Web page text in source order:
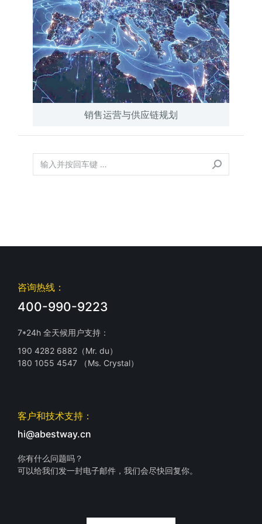
销售运营与供应链规划
咨询热线：
400-990-9223
7*24h 全天候用户支持：
190 4282 6882（Mr. du）
180 1055 4547 （Ms. Crystal）
客户和技术支持：
hi@abestway.cn
你有什么问题吗？
可以给我们发一封电子邮件，我们会尽快回复你。